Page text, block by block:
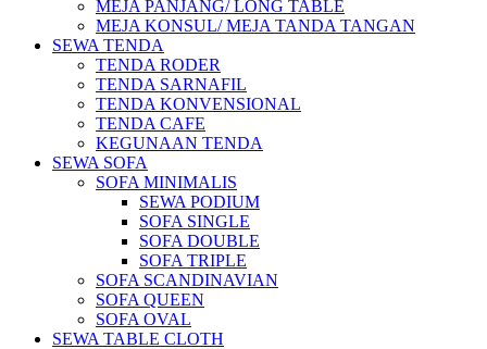
MEJA PANJANG/ LONG TABLE
MEJA KONSUL/ MEJA TANDA TANGAN
SEWA TENDA
TENDA RODER
TENDA SARNAFIL
TENDA KONVENSIONAL
TENDA CAFE
KEGUNAAN TENDA
SEWA SOFA
SOFA MINIMALIS
SEWA PODIUM
SOFA SINGLE
SOFA DOUBLE
SOFA TRIPLE
SOFA SCANDINAVIAN
SOFA QUEEN
SOFA OVAL
SEWA TABLE CLOTH